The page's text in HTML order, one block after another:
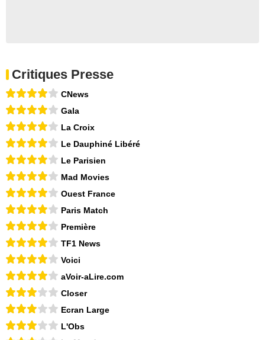
Critiques Presse
CNews
Gala
La Croix
Le Dauphiné Libéré
Le Parisien
Mad Movies
Ouest France
Paris Match
Première
TF1 News
Voici
aVoir-aLire.com
Closer
Ecran Large
L'Obs